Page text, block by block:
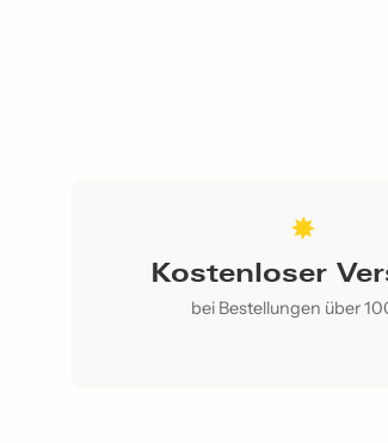
Kostenloser
bei Bestellungen über